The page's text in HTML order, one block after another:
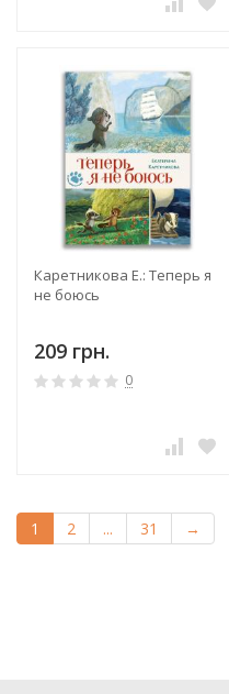
Каретникова Е.: Теперь я
не боюсь
209 грн.
0
1 2 ... 31 →